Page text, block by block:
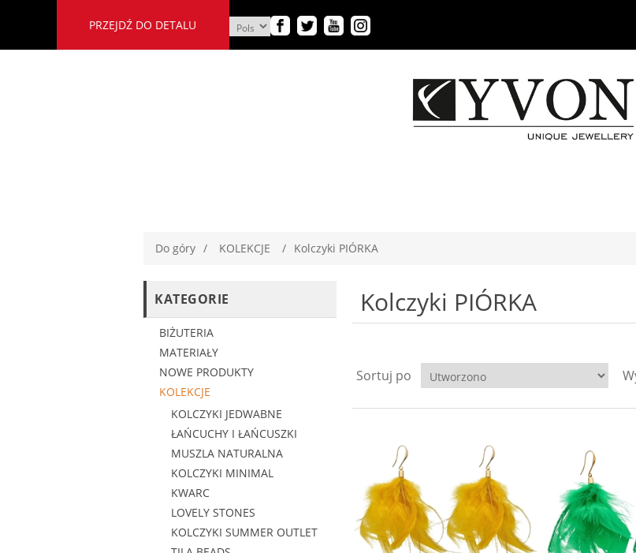
PRZEJDŹ DO DETALU
Do góry / KOLEKCJE / Kolczyki PIÓRKA
KATEGORIE
BIŻUTERIA
MATERIAŁY
NOWE PRODUKTY
KOLEKCJE
KOLCZYKI JEDWABNE
ŁAŃCUCHY I ŁAŃCUSZKI
MUSZLA NATURALNA
KOLCZYKI MINIMAL
KWARC
LOVELY STONES
KOLCZYKI SUMMER OUTLET
Kolczyki PIÓRKA
Sortuj po